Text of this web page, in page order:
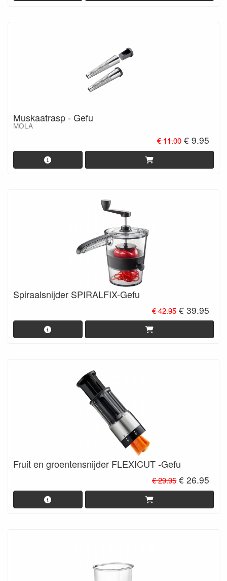
Muskaatrasp - Gefu
MOLA
€ 11.00 € 9.95
Spiraalsnijder SPIRALFIX-Gefu
€ 42.95 € 39.95
Fruit en groentensnijder FLEXICUT -Gefu
€ 29.95 € 26.95